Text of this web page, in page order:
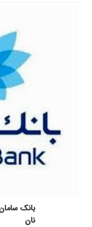
بانک
نان